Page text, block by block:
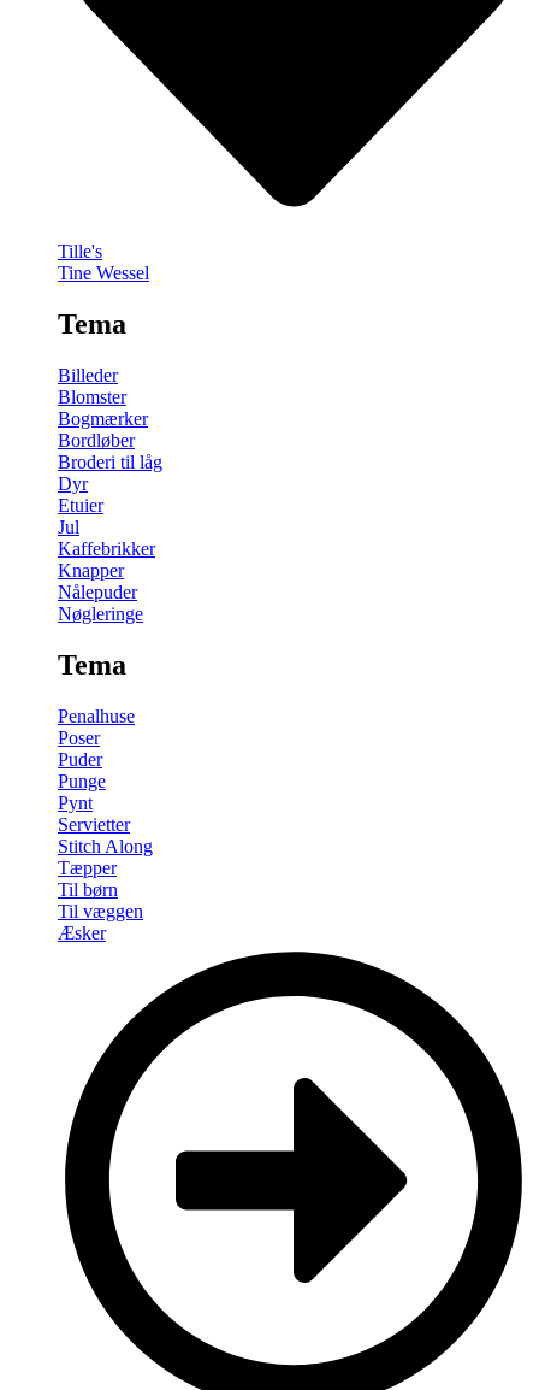
Tille's
Tine Wessel
Tema
Billeder
Blomster
Bogmærker
Bordløber
Broderi til låg
Dyr
Etuier
Jul
Kaffebrikker
Knapper
Nålepuder
Nøgleringe
Tema
Penalhuse
Poser
Puder
Punge
Pynt
Servietter
Stitch Along
Tæpper
Til børn
Til væggen
Æsker